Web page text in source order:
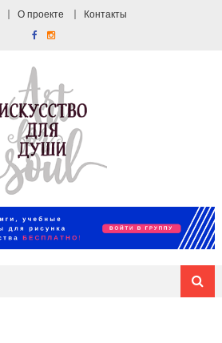
О проекте Контакты